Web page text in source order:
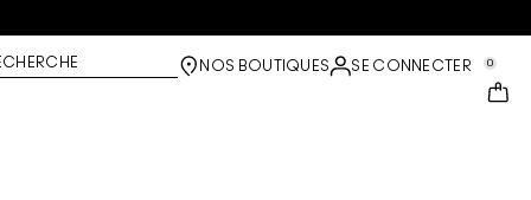
NOS BOUTIQUES SE CONNECTER 0